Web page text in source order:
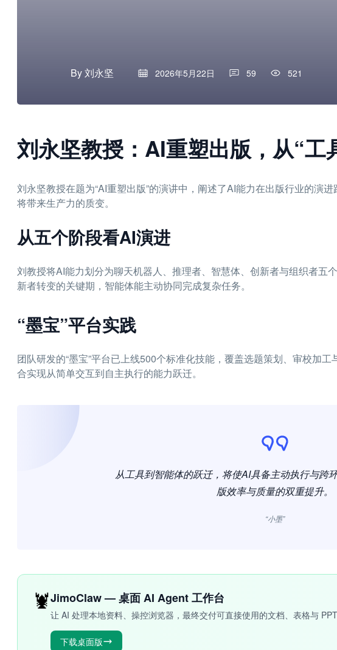
By刘永坚 2026年5月22日 59 521
刘永坚教授：AI重塑出版，从“工
刘永坚教授在题为“AI重塑出版”的演讲中，阐述了AI能力在出版行业的演
将带来生产力的质变。
从五个阶段看AI演进
刘教授将AI能力划分为聊天机器人、推理者、智慧体、创新者与组织者五
新者转变的关键期，智能体能主动协同完成复杂任务。
“墨宝”平台实践
团队研发的“墨宝”平台已上线500个标准化技能，覆盖选题策划、审校加
合实现从简单交互到自主执行的能力跃迁。
从工具到智能体的跃迁，将使AI具备主动执行与跨
版效率与质量的双重提升。
“小墨”
🦞JimoClaw — 桌面 AI Agent 工作台
让 AI 处理本地资料、操控浏览器，最终交付可直接使用的文档、表格与
下载桌面版